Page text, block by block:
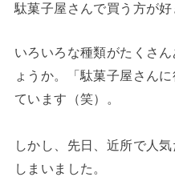
駄菓子屋さんで買う方が好
いろいろな種類がたくさ
ょうか。「駄菓子屋さん
ています（笑）。
しかし、先日、近所で人
しまいました。